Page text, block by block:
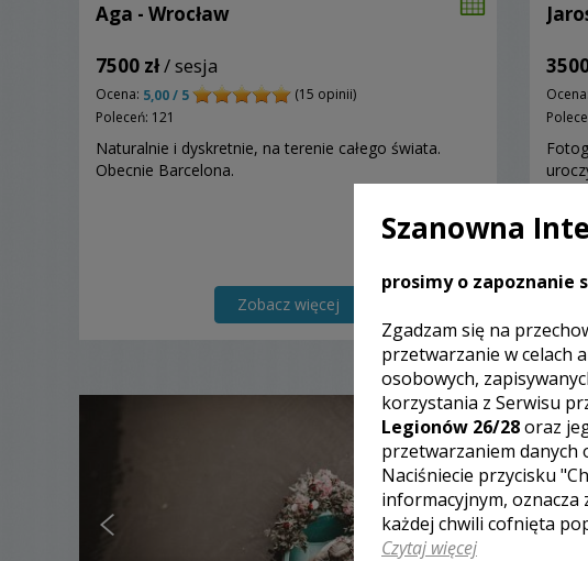
Aga - Wrocław
7500 zł/ sesja
Ocena: 5,00 / 5
(15 opinii)
Poleceń: 121
Naturalnie i dyskretnie, na terenie całego świata.
Obecnie Barcelona.
Zobacz więcej
Ocena:
16
Szanowna
prosimy o zapoznanie
Zgadzam się na
przetwarzanie w celach
osobowych,
korzystania z Serwisu
Legionów 26/28oraz
przetwarzaniem danych
Naciśniecie przycisku
informacyjnym, oznacza
każdej chwili cofnięta
Czytaj więcej